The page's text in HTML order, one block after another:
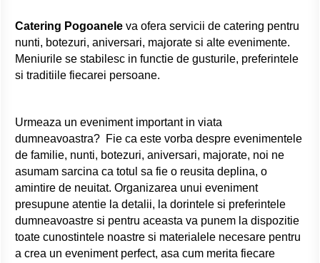
Catering Pogoanele va ofera servicii de catering pentru
nunti, botezuri, aniversari, majorate si alte evenimente.
Meniurile se stabilesc in functie de gusturile, preferintele
si traditiile fiecarei persoane.
Urmeaza un eveniment important in viata
dumneavoastra? Fie ca este vorba despre evenimentele
de familie, nunti, botezuri, aniversari, majorate, noi ne
asumam sarcina ca totul sa fie o reusita deplina, o
amintire de neuitat. Organizarea unui eveniment
presupune atentie la detalii, la dorintele si preferintele
dumneavoastre si pentru aceasta va punem la dispozitie
toate cunostintele noastre si materialele necesare pentru
a crea un eveniment perfect, asa cum merita fiecare